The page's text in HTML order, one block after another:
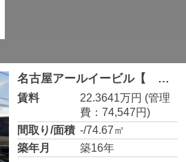
名古屋アールイービル【 名古屋の貸事務所・貸オフィス 】 3階
賃料 22.3641万円 (管理
費：74,547円)
間取り/面積 -/74.67㎡
築年月
築16年